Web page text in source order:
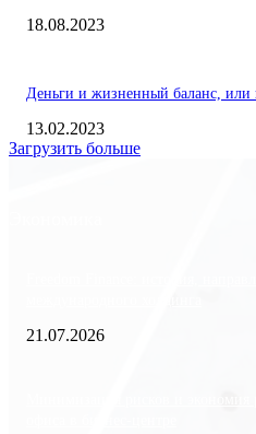
18.08.2023
Деньги и жизненный баланс, или
13.02.2023
Загрузить больше
21.07.2026